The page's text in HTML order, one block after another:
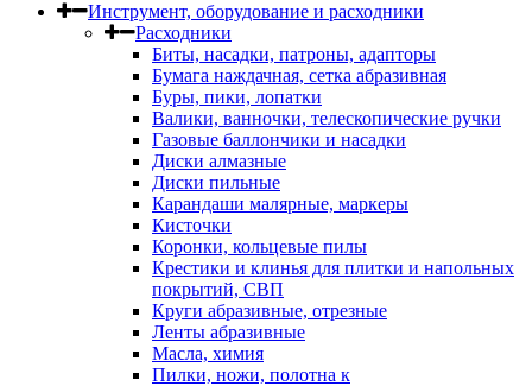
Инструмент, оборудование и расходники
Расходники
Биты, насадки, патроны, адапторы
Бумага наждачная, сетка абразивная
Буры, пики, лопатки
Валики, ванночки, телескопические ручки
Газовые баллончики и насадки
Диски алмазные
Диски пильные
Карандаши малярные, маркеры
Кисточки
Коронки, кольцевые пилы
Крестики и клинья для плитки и напольных
покрытий, СВП
Круги абразивные, отрезные
Ленты абразивные
Масла, химия
Пилки, ножи, полотна к